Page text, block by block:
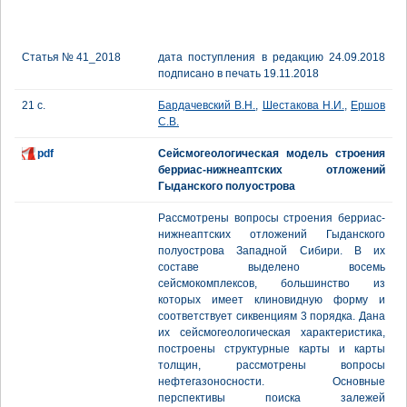
Статья № 41_2018
дата поступления в редакцию 24.09.2018
подписано в печать 19.11.2018
21 с. Бардачевский В.Н., Шестакова Н.И., Ершов
С.В.
pdf
Сейсмогеологическая модель строения
берриас-нижнеаптских отложений
Гыданского полуострова
Рассмотрены вопросы строения берриас-
нижнеаптских отложений Гыданского
полуострова Западной Сибири. В их
составе выделено восемь
сейсмокомплексов, большинство из
которых имеет клиновидную форму и
соответствует сиквенциям 3 порядка. Дана
их сейсмогеологическая характеристика,
построены структурные карты и карты
толщин, рассмотрены вопросы
нефтегазоносности. Основные
перспективы поиска залежей